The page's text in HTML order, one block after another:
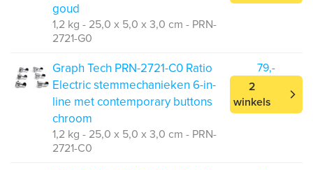
goud
1,2 kg - 25,0 x 5,0 x 3,0 cm - PRN-
2721-G0
Graph Tech PRN-2721-C0 Ratio
Electric stemmechanieken 6-in-
line met contemporary buttons
chroom
1,2 kg - 25,0 x 5,0 x 3,0 cm - PRN-
2721-C0
79,-
2
winkels